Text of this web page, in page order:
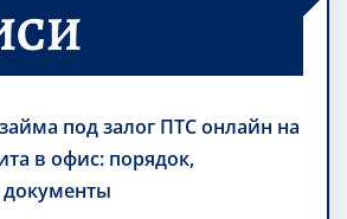
под залог ПТС онлайн на
в офис: порядок,